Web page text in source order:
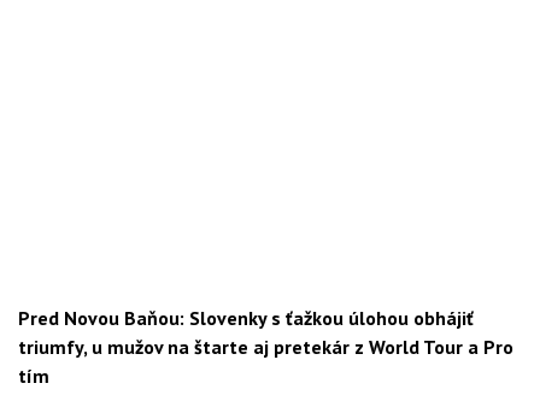
Pred Novou Baňou: Slovenky s ťažkou úlohou obhájiť
triumfy, u mužov na štarte aj pretekár z World Tour a Pro
tím